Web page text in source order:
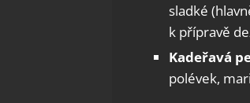
sladké
k přípravě
Kadeřavá
polévek,